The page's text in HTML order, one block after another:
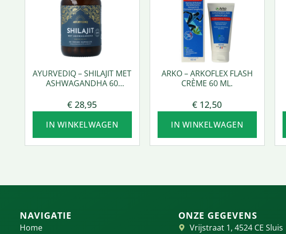
AYURVEDIQ – SHILAJIT MET
ASHWAGANDHA 60
€ 28,95
IN WINKELWAGEN
ARKO – ARKOFLEX FLASH
CRÈME 60 ML.
€ 12,50
IN WINKELWAGEN
NAVIGATIE
Home
ONZE GEGEVENS
Vrijstraat 1, 4524 CE Sluis